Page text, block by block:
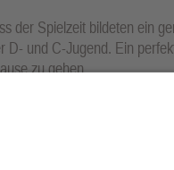
der Spielzeit bildeten ein
D- und C-Jugend. Ein
zu gehen.
neu gemischt – und
zu zeigen.